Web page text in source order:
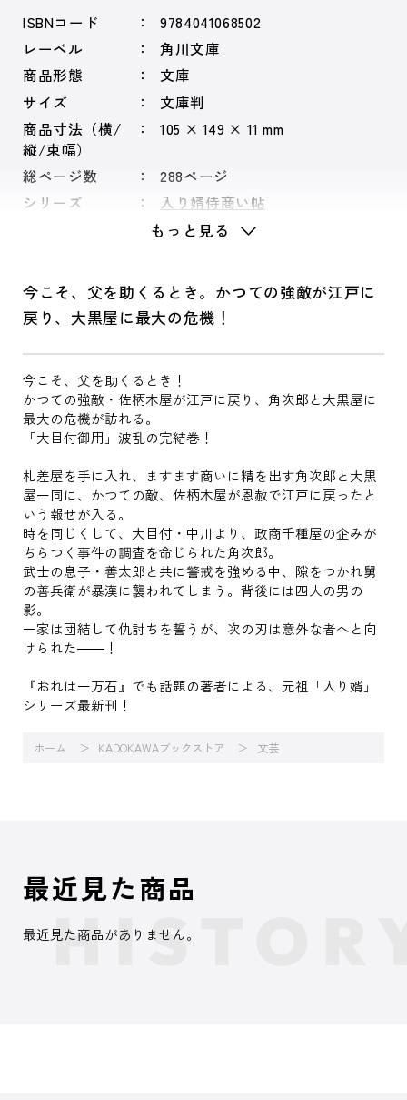
ISBNコード
9784041068502
レーベル
角川文庫
商品形態
文庫
サイズ
文庫判
商品寸法（横/
縦/束幅）
105 × 149 × 11 mm
総ページ数
288ページ
シリーズ
入り婿侍商い帖
もっと見る
今こそ、父を助くるとき。かつての強敵が江戸に
戻り、大黒屋に最大の危機！
今こそ、父を助くるとき！
かつての強敵・佐柄木屋が江戸に戻り、角次郎と大黒屋に
最大の危機が訪れる。
「大目付御用」波乱の完結巻！
札差屋を手に入れ、ますます商いに精を出す角次郎と大黒
屋一同に、かつての敵、佐柄木屋が恩赦で江戸に戻ったと
いう報せが入る。
時を同じくして、大目付・中川より、政商千種屋の企みが
ちらつく事件の調査を命じられた角次郎。
武士の息子・善太郎と共に警戒を強める中、隙をつかれ舅
の善兵衛が暴漢に襲われてしまう。背後には四人の男の
影。
一家は団結して仇討ちを誓うが、次の刃は意外な者へと向
けられた――！
『おれは一万石』でも話題の著者による、元祖「入り婿」
シリーズ最新刊！
ホーム KADOKAWAブックストア 文芸
最近見た商品
最近見た商品がありません。